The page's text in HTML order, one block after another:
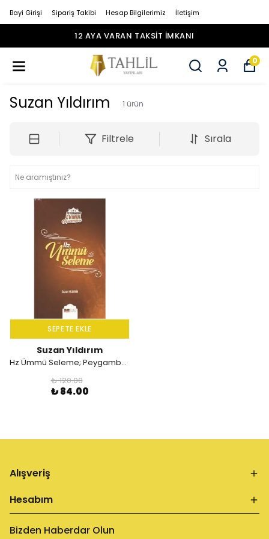
Bayi Girişi Sipariş Takibi Hesap Bilgilerimiz İletişim
12 AYA VARAN TAKSİT İMKANI
0
Suzan Yıldırım 1 ürün
Filtrele Sırala
SEPETE EKLE
Suzan Yıldırım
Hz Ümmü Seleme; Peygamber Evinin Hanımları 5
₺ 120.00
₺ 84.00
Alışveriş
Hesabım
Bizden Haberdar Olun